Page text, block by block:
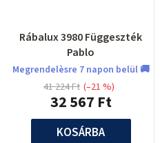
Rábalux 3980 Függeszték
Pablo
Megrendelèsre 7 napon belül 🚚
32 567 Ft
41 224 Ft (–21 %)
KOSÁRBA